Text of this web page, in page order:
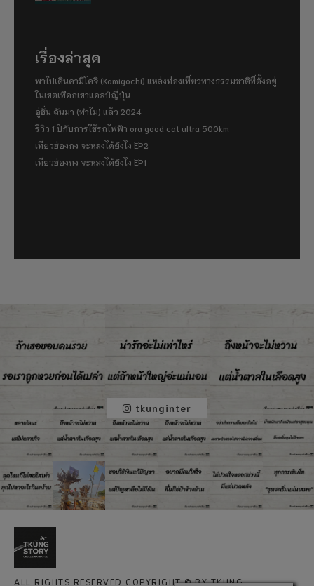
เรื่องล่าสุด
พาไปเดินคามิโคจิ (Kamigōchi) แหล่งท่องเที่ยวทางธรรมชาติที่ตั้งอยู่
ในเขตเทือกเขาแอลป์ญี่ปุ่น
อู่ฮั่น ฉันมา (ทำไม) แล้ว 2024
รีวิว 1 ปีกับการใช้รถไฟฟ้า ora good cat ultra 500km
เที่ยวฮ่องกง จะหลงได้ยังไง EP2
เที่ยวฮ่องกง จะหลงได้ยังไง EP1
tkunginter
ALL RIGHTS RESERVED COPYRIGHT © BY TKUNG